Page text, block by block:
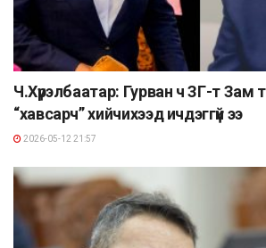
Ч.Хүрэлбаатар: Гурван ч ЗГ-т Зам
“хавсарч” хийчихээд ичдэггүй ээ
2026-05-12 21:57